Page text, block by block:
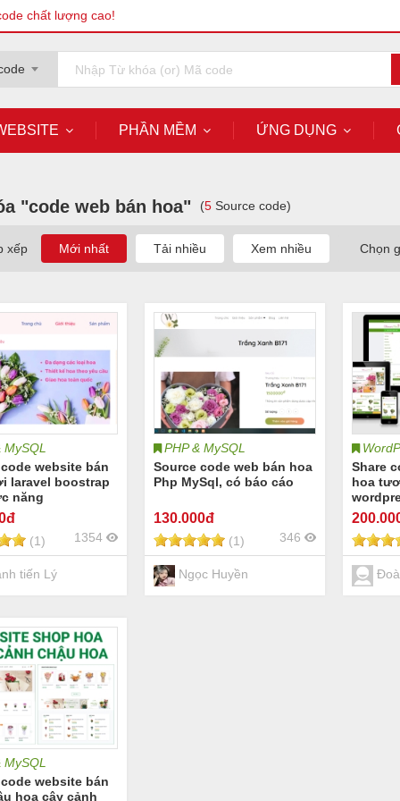
chất lượng cao!
PHẦN MỀM ỨNG DỤNG
"code web bán hoa" (5 Source code)
xếp
MySQL
website bán
laravel boostrap
năng
(1) 1354
tiến Lý
PHP & MySQL
Source code web bán hoa
Php MySql, có báo cáo
130.000đ
(1) 346
Ngọc Huyền
Share
hoa
200
MySQL
website bán
hoa cây cảnh